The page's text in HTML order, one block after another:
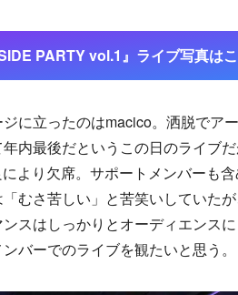
PARTY vol.1』ライブ写真は
に立ったのはmacico。洒脱でア
内最後だというこの日のライブ
より欠席。サポートメンバーも
むさ苦しい」と苦笑いしていた
スはしっかりとオーディエンス
バーでのライブを観たいと思う。